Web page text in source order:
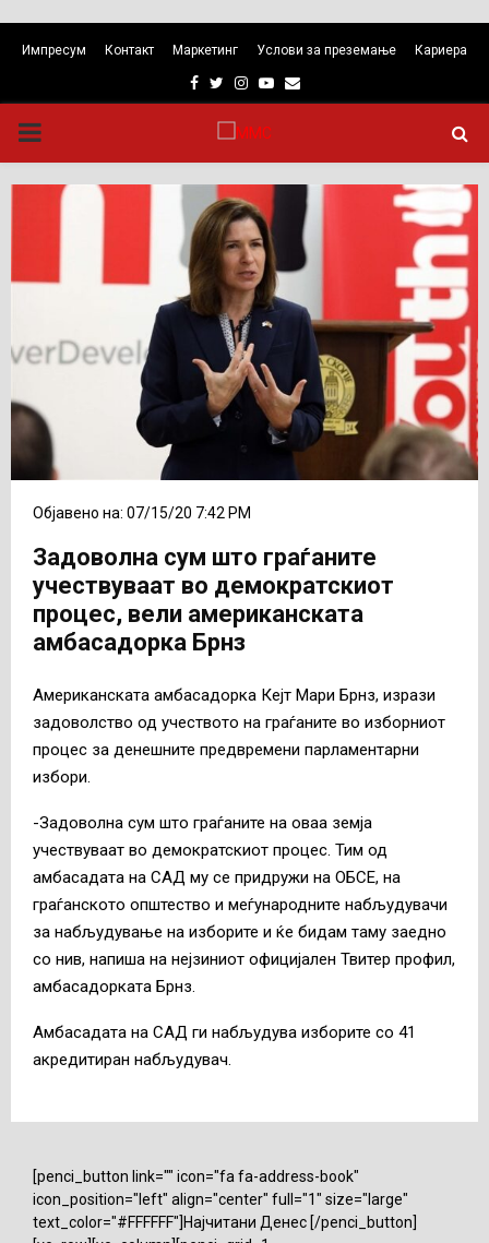
Импресум Контакт Маркетинг Услови за преземање Кариера
Facebook
TwitterInstagram
Youtube
Email
PRIMARY
MENU
Објавено на: 07/15/20 7:42 PM
Задоволна сум што граѓаните
учествуваат во демократскиот
процес, вели американската
амбасадорка Брнз
Американската амбасадорка Кејт Мари Брнз, изрази
задоволство од учеството на граѓаните во изборниот
процес за денешните предвремени парламентарни
избори.
-Задоволна сум што граѓаните на оваа земја
учествуваат во демократскиот процес. Тим од
амбасадата на САД му се придружи на ОБСЕ, на
граѓанското општество и меѓународните набљудувачи
за набљудување на изборите и ќе бидам таму заедно
со нив, напиша на нејзиниот официјален Твитер профил,
амбасадорката Брнз.
Амбасадата на САД ги набљудува изборите со 41
акредитиран набљудувач.
[penci_button link="" icon="fa fa-address-book"
icon_position="left" align="center" full="1" size="large"
text_color="#FFFFFF"]Најчитани Денес [/penci_button]